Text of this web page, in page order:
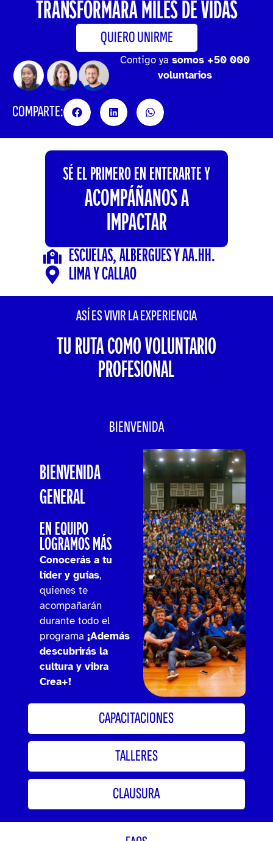
TRANSFORMARÁ MILES DE VIDAS
QUIERO UNIRME
Contigo ya somos +50 000
voluntarios
COMPARTE:
SÉ EL PRIMERO EN ENTERARTE Y
ACOMPÁÑANOS A
IMPACTAR
ESCUELAS, ALBERGUES Y AA.HH.
LIMA Y CALLAO
ASÍ ES VIVIR LA EXPERIENCIA
TU RUTA COMO VOLUNTARIO
PROFESIONAL
BIENVENIDA
CAPACITACIONES
TALLERES
CLAUSURA
BIENVENIDA
GENERAL
EN EQUIPO
LOGRAMOS MÁS
Conocerás a tu
líder y guías,
quienes te
acompañarán
durante todo el
programa ¡Además
descubrirás la
cultura y vibra
Crea+!